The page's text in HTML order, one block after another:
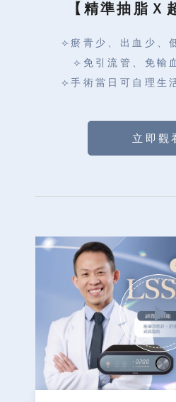
【精準抽脂Ｘ
⟣瘀青少、出血少、
⟣免引流管、免輸
⟣手術當日可自理生
立即觀